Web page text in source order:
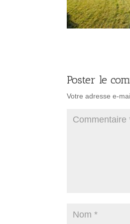
Poster le
Votre adresse e-